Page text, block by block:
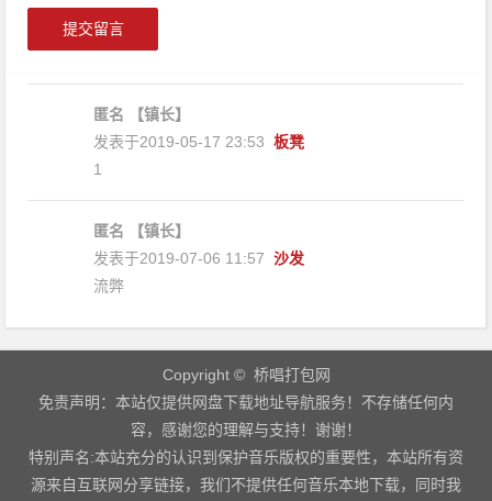
匿名
【镇长】
发表于2019-05-17 23:53 板凳
1
匿名
【镇长】
发表于2019-07-06 11:57 沙发
流弊
Copyright © 桥唱打包网
免责声明：本站仅提供网盘下载地址导航服务！不存储任何内
容，感谢您的理解与支持！谢谢！
特别声名:本站充分的认识到保护音乐版权的重要性，本站所有资
源来自互联网分享链接，我们不提供任何音乐本地下载，同时我